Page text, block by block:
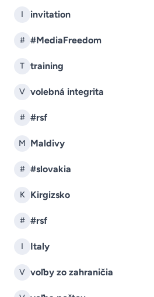
I invitation
# #MediaFreedom
T training
V volebná integrita
# #rsf
M Maldivy
# #slovakia
K Kirgizsko
# #rsf
I Italy
V voľby zo zahraničia